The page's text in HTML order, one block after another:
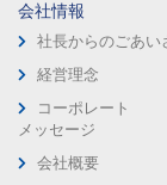
会社情報
社長からのごあい
経営理念
コーポレート
メッセージ
会社概要